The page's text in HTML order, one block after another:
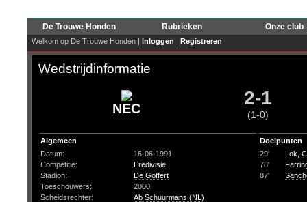
De Trouwe Honden Rubrieken Onze club
Welkom op De Trouwe Honden | Inloggen | Registreren
Wedstrijdinformatie
NEC 2-1
(1-0)
Algemeen
Datum:
16-06-1991
Competitie:
Eredivisie
Stadion:
De Goffert
Toeschouwers:
2000
Scheidsrechter:
Ab Schuurmans (NL)
Doelpunten
29'
Lok,
78'
87'